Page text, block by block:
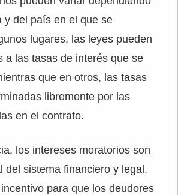
y del país en el que se
lugares, las leyes pueden
a las tasas de interés que se
que en otros, las tasas
libremente por las
en el contrato.
los intereses moratorios son
del sistema financiero y legal.
para que los deudores